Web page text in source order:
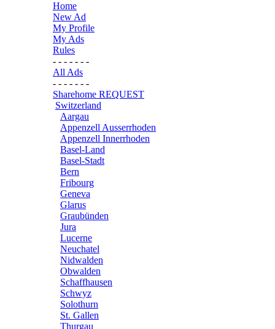
Home
New Ad
My Profile
My Ads
Rules
- - - - - - -
All Ads
- - - - - - -
Sharehome REQUEST
Switzerland
Aargau
Appenzell Ausserrhoden
Appenzell Innerrhoden
Basel-Land
Basel-Stadt
Bern
Fribourg
Geneva
Glarus
Graubünden
Jura
Lucerne
Neuchatel
Nidwalden
Obwalden
Schaffhausen
Schwyz
Solothurn
St. Gallen
Thurgau